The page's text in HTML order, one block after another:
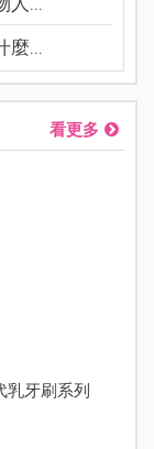
麼...
看更多
乳牙刷系列